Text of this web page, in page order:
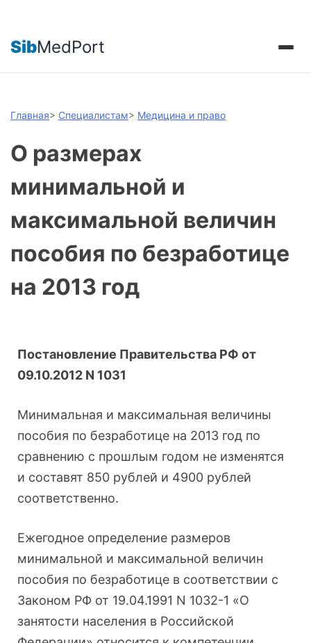
SibMedPort
Главная> Специалистам> Медицина и право
О размерах
минимальной и
максимальной величин
пособия по безработице
на 2013 год
Постановление Правительства РФ от
09.10.2012 N 1031
Минимальная и максимальная величины
пособия по безработице на 2013 год по
сравнению с прошлым годом не изменятся
и составят 850 рублей и 4900 рублей
соответственно.
Ежегодное определение размеров
минимальной и максимальной величин
пособия по безработице в соответствии с
Законом РФ от 19.04.1991 N 1032-1 «О
занятости населения в Российской